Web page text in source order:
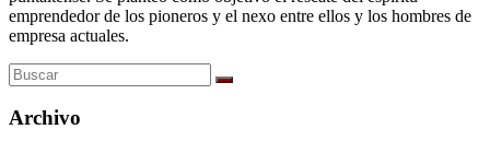
emprendedor de los pioneros y el nexo entre ellos y los hombres de
empresa actuales.
Archivo